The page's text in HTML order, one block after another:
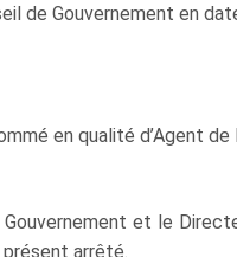
de Gouvernement en
en qualité d’Agent
et le
présent arrêté.